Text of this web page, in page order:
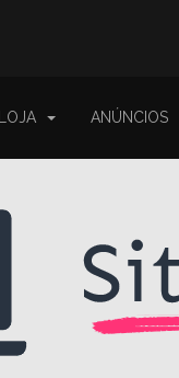
LOJA ANÚNCIOS